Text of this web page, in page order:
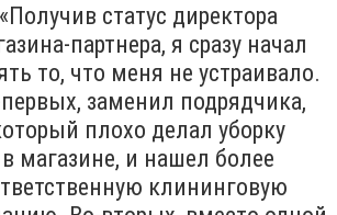
«Получив статус директора
партнера, я сразу начал
то, что меня не устраивало.
заменил подрядчика,
плохо делал уборку
в магазине, и нашел более
клининговую